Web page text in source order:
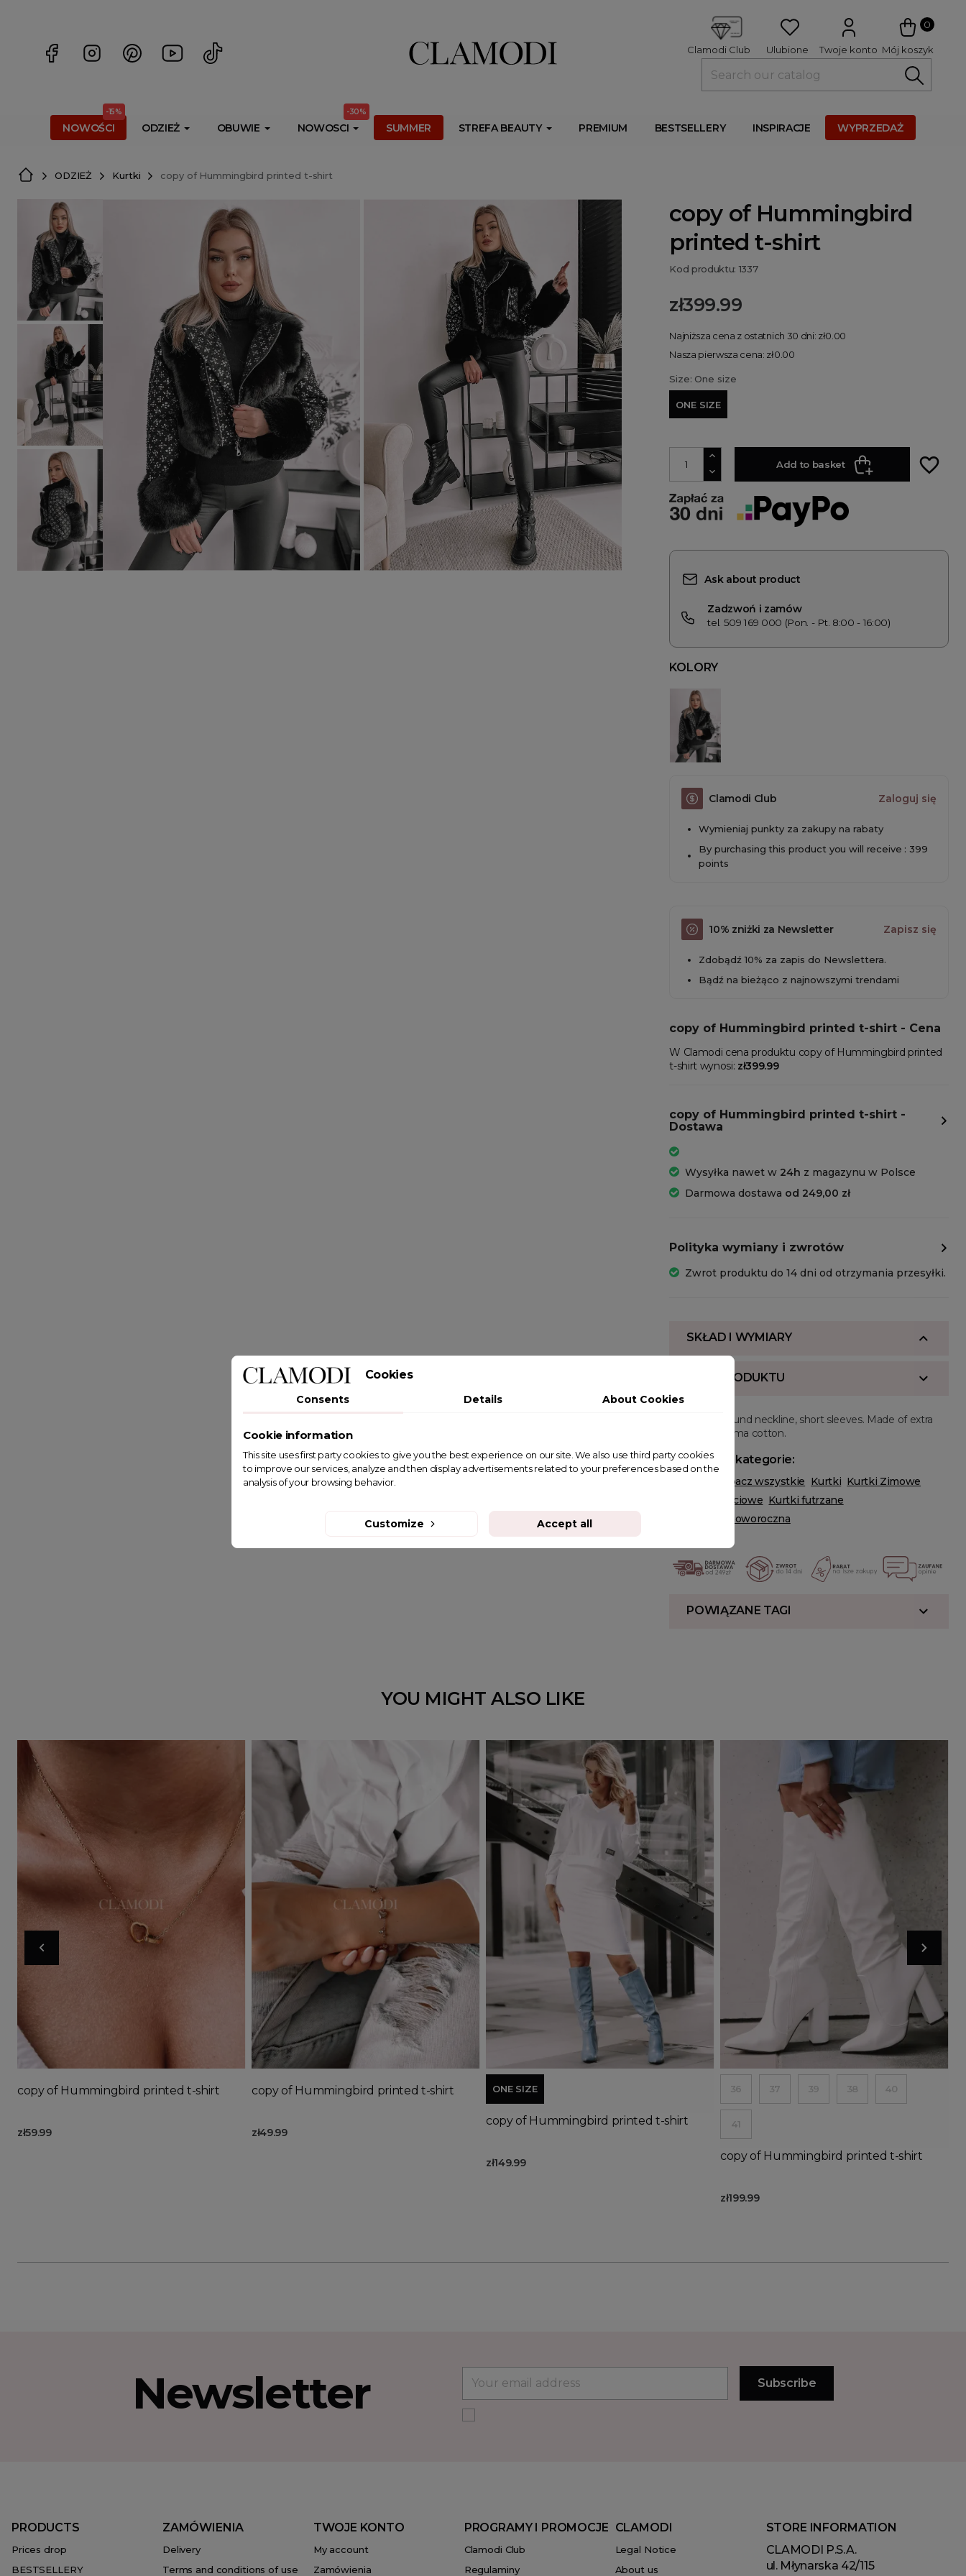
0
Mój koszyk
Twoje konto
Ulubione
Clamodi Club
NOWOŚCI
-15%
ODZIEŻ OBUWIE NOWOSCI
-30%
SUMMER STREFA BEAUTY PREMIUM BESTSELLERY INSPIRACJE WYPRZEDAŻ
ODZIEŻ Kurtki copy of Hummingbird printed t-shirt
copy of Hummingbird
printed t-shirt
Kod produktu: 1337
zł399.99
Najniższa cena z ostatnich 30 dni: zł0.00
Nasza pierwsza cena: zł0.00
Size: One size
ONE SIZE
Add to basket favorite_border
Ask about product
Zadzwoń i zamów
tel. 509 169 000 (Pon. - Pt. 8:00 - 16:00)
KOLORY
Clamodi Club Zaloguj się
Wymieniaj punkty za zakupy na rabaty
By purchasing this product you will receive : 399
points
10% zniżki za Newsletter Zapisz się
Zdobądź 10% za zapis do Newslettera.
Bądź na bieżąco z najnowszymi trendami
copy of Hummingbird printed t-shirt - Cena
W Clamodi cena produktu copy of Hummingbird printed
t-shirt wynosi: zł399.99
copy of Hummingbird printed t-shirt -
Dostawa
Wysyłka nawet w 24h z magazynu w Polsce
Darmowa dostawa od 249,00 zł
Polityka wymiany i zwrotów
Zwrot produktu do 14 dni od otrzymania przesyłki.
SKŁAD I WYMIARY
OPIS PRODUKTU
Regular fit, round neckline, short sleeves. Made of extra
long staple pima cotton.
Powiązane kategorie:
Zobacz wszystkie Kurtki Kurtki Zimowe
Kurtki Przejściowe Kurtki futrzane
Wyprzedaż noworoczna
POWIĄZANE TAGI
YOU MIGHT ALSO LIKE
Add to basket
copy of Hummingbird printed t-shirt
zł59.99
Add to basket
copy of Hummingbird printed t-shirt
zł49.99
Add to basket
ONE SIZE
copy of Hummingbird printed t-shirt
zł149.99
36 37 39 38 40
41
copy of Hummingbird printed t-shirt
zł199.99
Newsletter
PRODUCTS
Prices drop
BESTSELLERY
ZAMÓWIENIA
Delivery
Terms and conditions of use
TWOJE KONTO
My account
Zamówienia
PROGRAMY I PROMOCJE
Clamodi Club
Regulaminy
CLAMODI
Legal Notice
About us
STORE INFORMATION
CLAMODI P.S.A.
ul. Młynarska 42/115
Cookies
Consents Details About Cookies
Cookie information
This site uses first party cookies to give you the best experience on our site. We also use third party cookies
to improve our services, analyze and then display advertisements related to your preferences based on the
analysis of your browsing behavior.
Customize Accept all